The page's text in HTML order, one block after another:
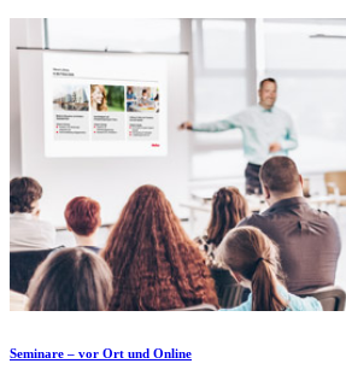
Seminare – vor Ort und Online